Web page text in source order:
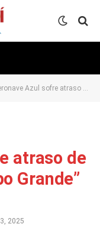
Azul sofre atraso de três horas em Campo Grande”
atraso de
Grande”
2025